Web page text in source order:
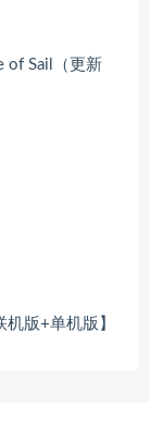
of Sail（更新
版+单机版】